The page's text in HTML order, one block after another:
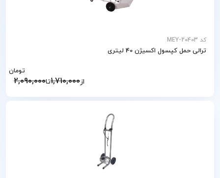
کد MEY-20403
ترالی حمل کپسول اکسیژن 40 لیتری
از1,710,000تا2,090,000
تومان